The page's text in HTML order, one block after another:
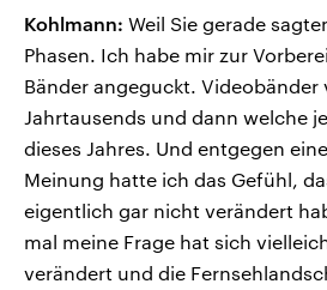
Kohlmann: Weil Sie gerade
Phasen. Ich habe mir zur
Bänder angeguckt. Videobänder
Jahrtausends und dann welche
dieses Jahres. Und entgegen
Meinung hatte ich das Gefühl,
eigentlich gar nicht verändert
mal meine Frage hat sich
verändert und die